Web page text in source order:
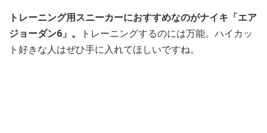
トレーニング用スニーカーにおすすめなのがナイキ「エア
ジョーダン6」。
トレーニングするのには万能。ハイカッ
ト好きな人はぜひ手に入れてほしいですね。